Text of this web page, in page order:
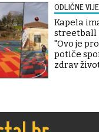
ODLIČNE
Kapela
streetball
"Ovo je
potiče
zdrav